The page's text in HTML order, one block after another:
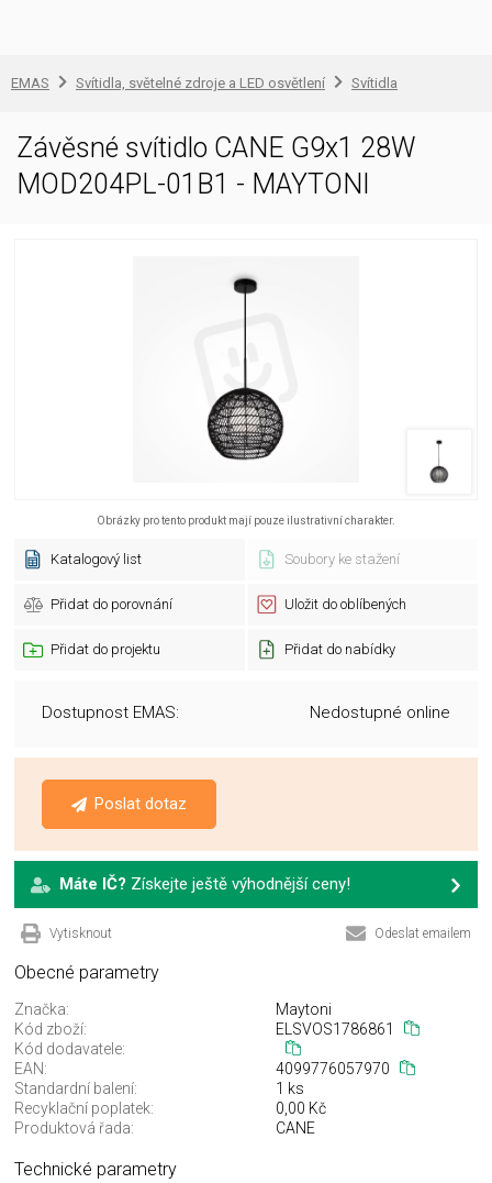
EMAS Svítidla, světelné zdroje a LED osvětlení Svítidla
Závěsné svítidlo CANE G9x1 28W
MOD204PL-01B1 - MAYTONI
Obrázky pro tento produkt mají pouze ilustrativní charakter.
Katalogový list Soubory ke stažení
Přidat do porovnání Uložit do oblíbených
Přidat do projektu Přidat do nabídky
Dostupnost EMAS: Nedostupné online
Poslat dotaz
Máte IČ? Získejte ještě výhodnější ceny!
Vytisknout Odeslat emailem
Obecné parametry
Značka:
Maytoni
Kód zboží:
ELSVOS1786861
Kód dodavatele:
EAN:
4099776057970
Standardní balení:
1 ks
Recyklační poplatek:
0,00 Kč
Produktová řada:
CANE
Technické parametry